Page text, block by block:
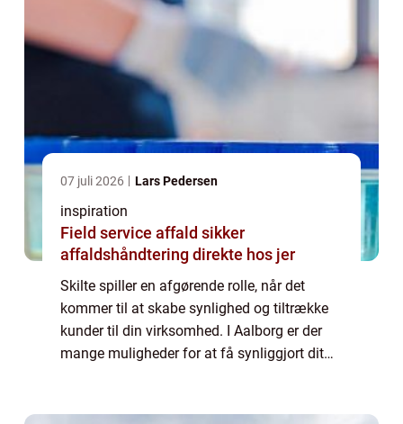
07 juli 2026 Lars Pedersen
inspiration
Field service affald sikker
affaldshåndtering direkte hos jer
Skilte spiller en afgørende rolle, når det
kommer til at skabe synlighed og tiltrække
kunder til din virksomhed. I Aalborg er der
mange muligheder for at få synliggjort dit